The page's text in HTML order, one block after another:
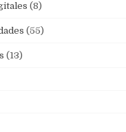
(8)
(55)
(13)